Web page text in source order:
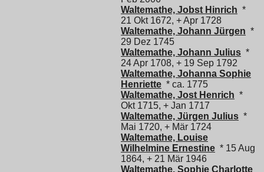
Waltemathe, Jobst Hinrich *
21 Okt 1672, + Apr 1728
Waltemathe, Johann Jürgen *
29 Dez 1745
Waltemathe, Johann Julius *
24 Apr 1708, + 19 Sep 1792
Waltemathe, Johanna Sophie
Henriette * ca. 1775
Waltemathe, Jost Henrich *
Okt 1715, + Jan 1717
Waltemathe, Jürgen Julius *
Mai 1720, + Mär 1724
Waltemathe, Louise
Wilhelmine Ernestine * 15 Aug
1864, + 21 Mär 1946
Waltemathe, Sophie Charlotte